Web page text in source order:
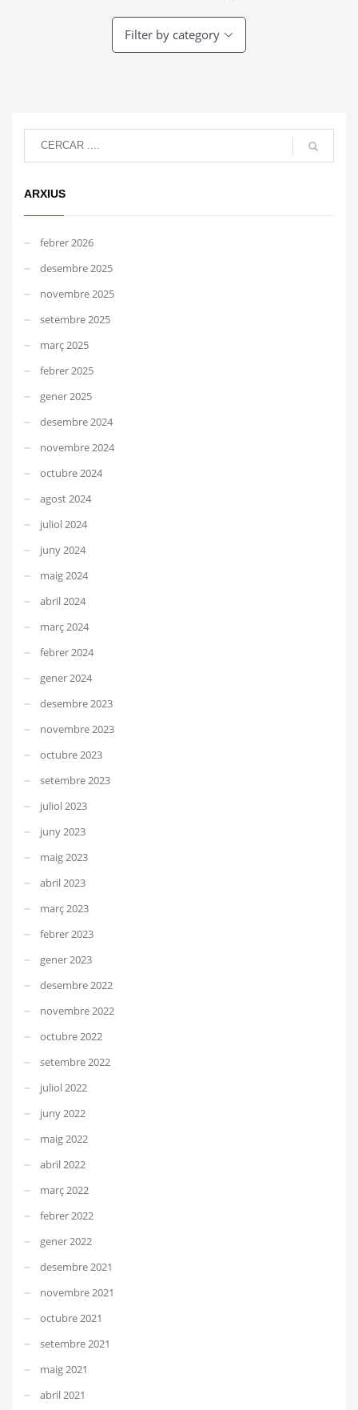
Filter by category
ARXIUS
febrer 2026
desembre 2025
novembre 2025
setembre 2025
març 2025
febrer 2025
gener 2025
desembre 2024
novembre 2024
octubre 2024
agost 2024
juliol 2024
juny 2024
maig 2024
abril 2024
març 2024
febrer 2024
gener 2024
desembre 2023
novembre 2023
octubre 2023
setembre 2023
juliol 2023
juny 2023
maig 2023
abril 2023
març 2023
febrer 2023
gener 2023
desembre 2022
novembre 2022
octubre 2022
setembre 2022
juliol 2022
juny 2022
maig 2022
abril 2022
març 2022
febrer 2022
gener 2022
desembre 2021
novembre 2021
octubre 2021
setembre 2021
maig 2021
abril 2021